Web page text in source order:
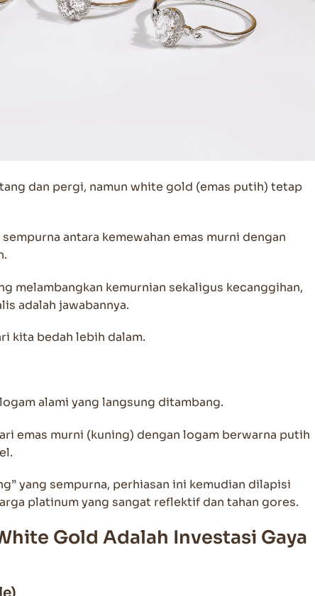
dan pergi, namun white gold (emas putih) tetap
antara kemewahan emas murni dengan
melambangkan kemurnian sekaligus kecanggihan,
adalah jawabannya.
kita bedah lebih dalam.
alami yang langsung ditambang.
emas murni (kuning) dengan logam berwarna putih
yang sempurna, perhiasan ini kemudian dilapisi
platinum yang sangat reflektif dan tahan gores.
Gold Adalah Investasi Gaya